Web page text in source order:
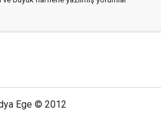
Ege © 2012